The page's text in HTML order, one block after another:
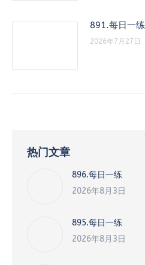
891.每日一练
2026年7月27日
热门文章
896.每日一练
2026年8月3日
895.每日一练
2026年8月3日